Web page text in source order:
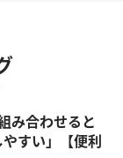
み合わせると
やすい」【便利